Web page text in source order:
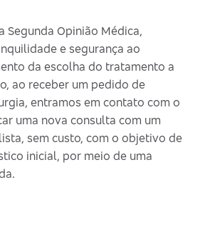
Segunda Opinião Médica,
e segurança ao
da escolha do tratamento a
ao receber um pedido de
entramos em contato com o
uma nova consulta com um
sem custo, com o objetivo de
inicial, por meio de uma